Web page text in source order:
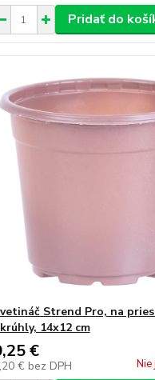
Pridať do
Strend Pro, na
14x12 cm
€
€ bez DPH Nie